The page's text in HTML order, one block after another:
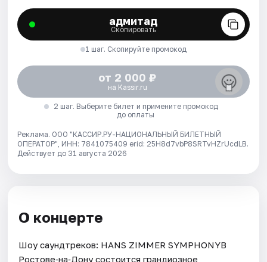
адмитад
Скопировать
1 шаг. Скопируйте промокод
от 2 000 ₽
на Kassir.ru
2 шаг. Выберите билет и примените промокод
до оплаты
Реклама. ООО "КАССИР.РУ-НАЦИОНАЛЬНЫЙ БИЛЕТНЫЙ
ОПЕРАТОР", ИНН: 7841075409 erid: 25H8d7vbP8SRTvHZrUcdLB.
Действует до 31 августа 2026
О концерте
Шоу саундтреков: HANS ZIMMER SYMPHONYВ
Ростове‑на‑Дону состоится грандиозное